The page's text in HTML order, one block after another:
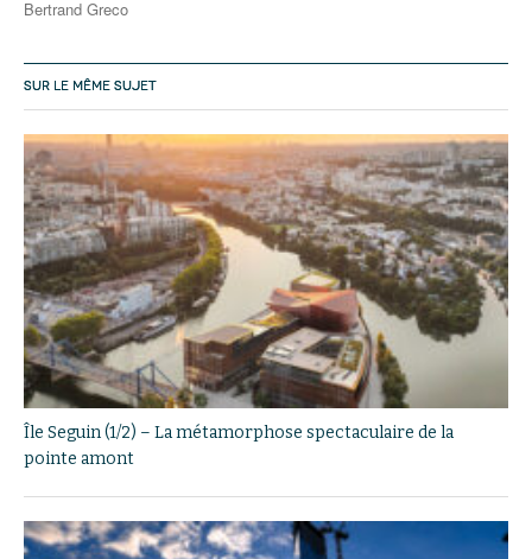
Bertrand Greco
SUR LE MÊME SUJET
Île Seguin (1/2) – La métamorphose spectaculaire de la
pointe amont